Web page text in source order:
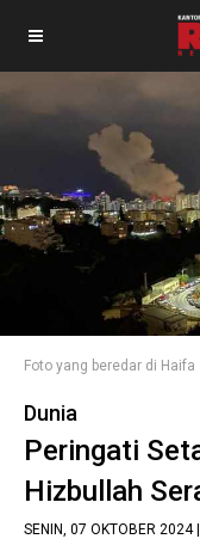
Foto yang beredar di
Dunia
Peringati
Hizbullah
SENIN, 07 OKTOBER 2024